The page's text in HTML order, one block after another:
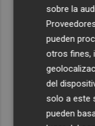
Gorriones,
identifica 22
El Hércules CF
con pruebas
Murcia inicia el
X, Santiago el
Hermosa y
sobre la
pueden
otros fines,
del
solo a este
pueden